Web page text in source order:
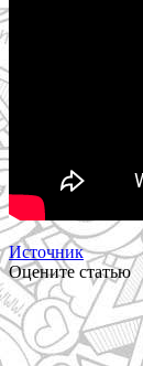
Источник
Оцените статью